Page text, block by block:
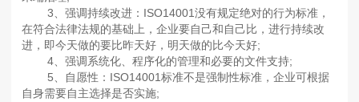
3、强调持续改进：ISO14001没有规定绝对的行为标准，
在符合法律法规的基础上，企业要自己和自己比，进行持续改
进，即今天做的要比昨天好，明天做的比今天好;
4、强调系统化、程序化的管理和必要的文件支持;
5、自愿性：ISO14001标准不是强制性标准，企业可根据
自身需要自主选择是否实施;